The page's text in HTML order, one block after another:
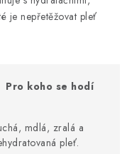
je nepřetěžovat pleť
Pro koho se hodí
mdlá, zralá a
pleť.